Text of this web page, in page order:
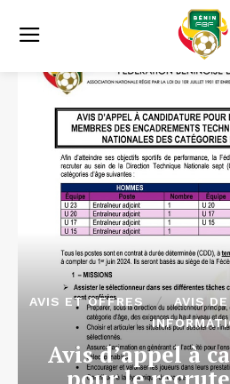
AVIS ET OFFRES
AVIS
Avis d’appel à